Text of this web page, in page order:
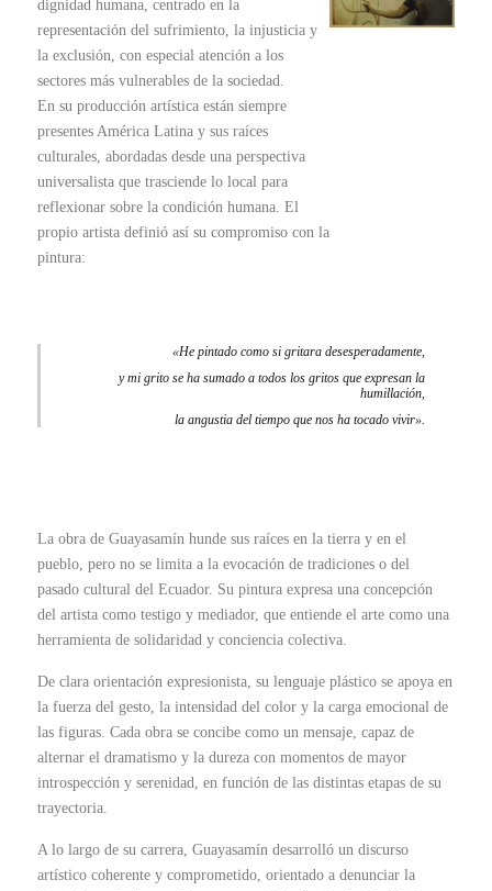
dignidad humana, centrado en la
representación del sufrimiento, la injusticia y
la exclusión, con especial atención a los
sectores más vulnerables de la sociedad.
En su producción artística están siempre
presentes América Latina y sus raíces
culturales, abordadas desde una perspectiva
universalista que trasciende lo local para
reflexionar sobre la condición humana. El
propio artista definió así su compromiso con la
pintura:
«He pintado como si gritara desesperadamente,
y mi grito se ha sumado a todos los gritos que expresan la
humillación,
la angustia del tiempo que nos ha tocado vivir».
La obra de Guayasamín hunde sus raíces en la tierra y en el
pueblo, pero no se limita a la evocación de tradiciones o del
pasado cultural del Ecuador. Su pintura expresa una concepción
del artista como testigo y mediador, que entiende el arte como una
herramienta de solidaridad y conciencia colectiva.
De clara orientación expresionista, su lenguaje plástico se apoya en
la fuerza del gesto, la intensidad del color y la carga emocional de
las figuras. Cada obra se concibe como un mensaje, capaz de
alternar el dramatismo y la dureza con momentos de mayor
introspección y serenidad, en función de las distintas etapas de su
trayectoria.
A lo largo de su carrera, Guayasamín desarrolló un discurso
artístico coherente y comprometido, orientado a denunciar la